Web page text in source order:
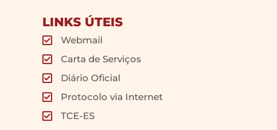
LINKS ÚTEIS
Webmail
Carta de Serviços
Diário Oficial
Protocolo via Internet
TCE-ES